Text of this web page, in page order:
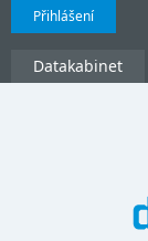
Přihlášení
Datakabinet